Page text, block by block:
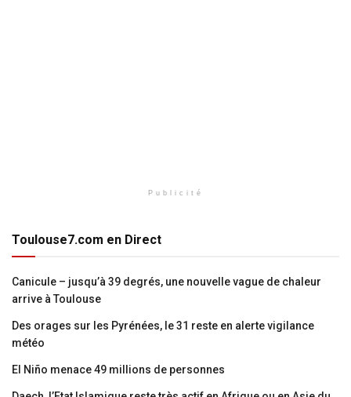
Publicité
Toulouse7.com en Direct
Canicule – jusqu’à 39 degrés, une nouvelle vague de chaleur
arrive à Toulouse
Des orages sur les Pyrénées, le 31 reste en alerte vigilance
météo
El Niño menace 49 millions de personnes